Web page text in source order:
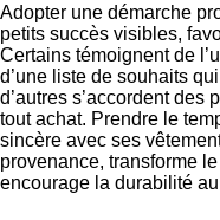
Adopter une démarche
petits succès visibles,
Certains témoignent de
d’une liste de souhaits
d’autres s’accordent des
tout achat. Prendre le
sincère avec ses
provenance, transforme
encourage la durabilité